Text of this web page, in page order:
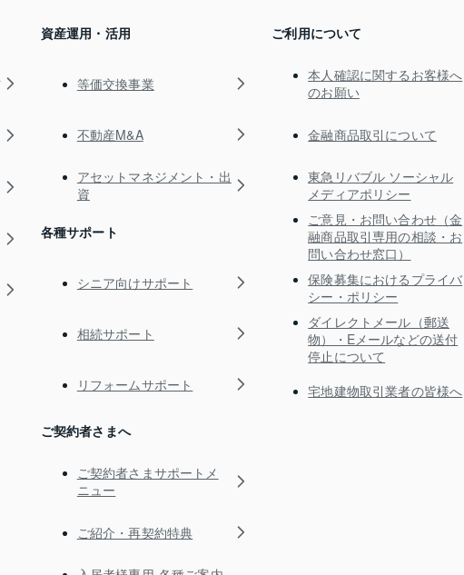
資産運用・活用
等価交換事業
不動産M&A
アセットマネジメント・出
資
各種サポート
シニア向けサポート
相続サポート
リフォームサポート
ご契約者さまへ
ご契約者さまサポートメ
ニュー
ご紹介・再契約特典
ご利用について
本人確認に関するお客様へ
のお願い
金融商品取引について
東急リバブル ソーシャル
メディアポリシー
ご意見・お問い合わせ（金
融商品取引専用の相談・お
問い合わせ窓口）
保険募集におけるプライバ
シー・ポリシー
ダイレクトメール（郵送
物）・Eメールなどの送付
停止について
宅地建物取引業者の皆様へ